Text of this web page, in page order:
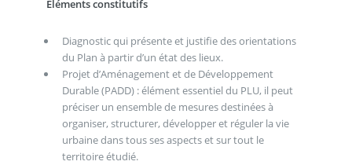
Éléments constitutifs
Diagnostic qui présente et justifie des orientations
du Plan à partir d’un état des lieux.
Projet d’Aménagement et de Développement
Durable (PADD) : élément essentiel du PLU, il peut
préciser un ensemble de mesures destinées à
organiser, structurer, développer et réguler la vie
urbaine dans tous ses aspects et sur tout le
territoire étudié.